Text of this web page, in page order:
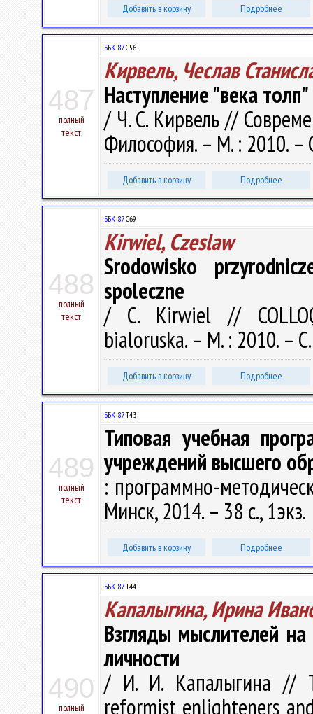
Добавить в корзину Подробнее
487
полный
текст
ББК 87.С56
Кирвель, Чеслав
Наступление "века толп"
/ Ч. С. Кирвель //
Философия. – М. : 2010. –
Добавить в корзину Подробнее
488
полный
текст
ББК 87.С69
Kirwiel, Czeslaw
Srodowisko
spoleczne
/ C. Kirwiel //
bialoruska. – М. : 2010. –
Добавить в корзину Подробнее
489
полный
текст
ББК 87.Т43
Типовая учебная
учреждений высшего
: программно-
Минск, 2014. – 38 с., 1экз.
Добавить в корзину Подробнее
490
полный
ББК 87.Т44
Капалыгина, Ирина
Взгляды мыслителей
личности
/ И. И. Капалыгина //
reformist enlighteners